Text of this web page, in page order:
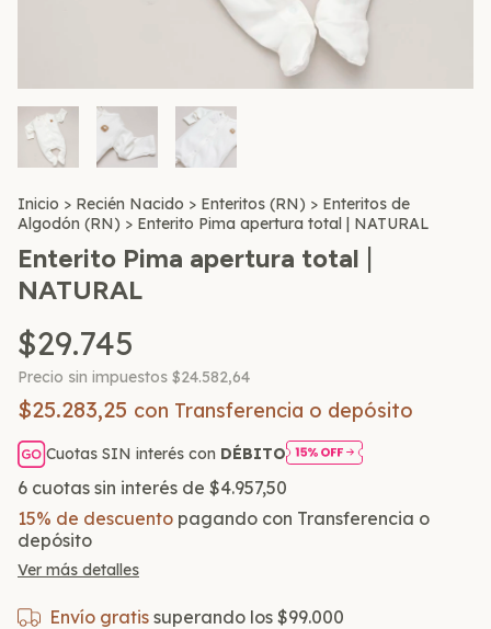
Inicio > Recién Nacido > Enteritos (RN) > Enteritos de
Algodón (RN) > Enterito Pima apertura total | NATURAL
Enterito Pima apertura total |
NATURAL
$29.745
Precio sin impuestos $24.582,64
$25.283,25 con Transferencia o depósito
Cuotas SIN interés con DÉBITO
6 cuotas sin interés de $4.957,50
15% de descuento pagando con Transferencia o
depósito
Ver más detalles
Envío gratis superando los$99.000